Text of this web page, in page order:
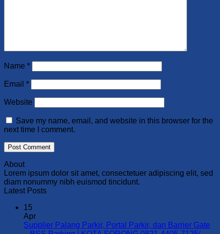
Name *
Email *
Website
Save my name, email, and website in this browser for the
next time I comment.
About
Lorem ipsum dolor sit amet, consectetuer adipiscing elit, sed
diam nonummy nibh euismod tincidunt.
Latest Posts
15
Apr
Supplier Palang Parkir, Portal Parkir, dan Barrier Gate